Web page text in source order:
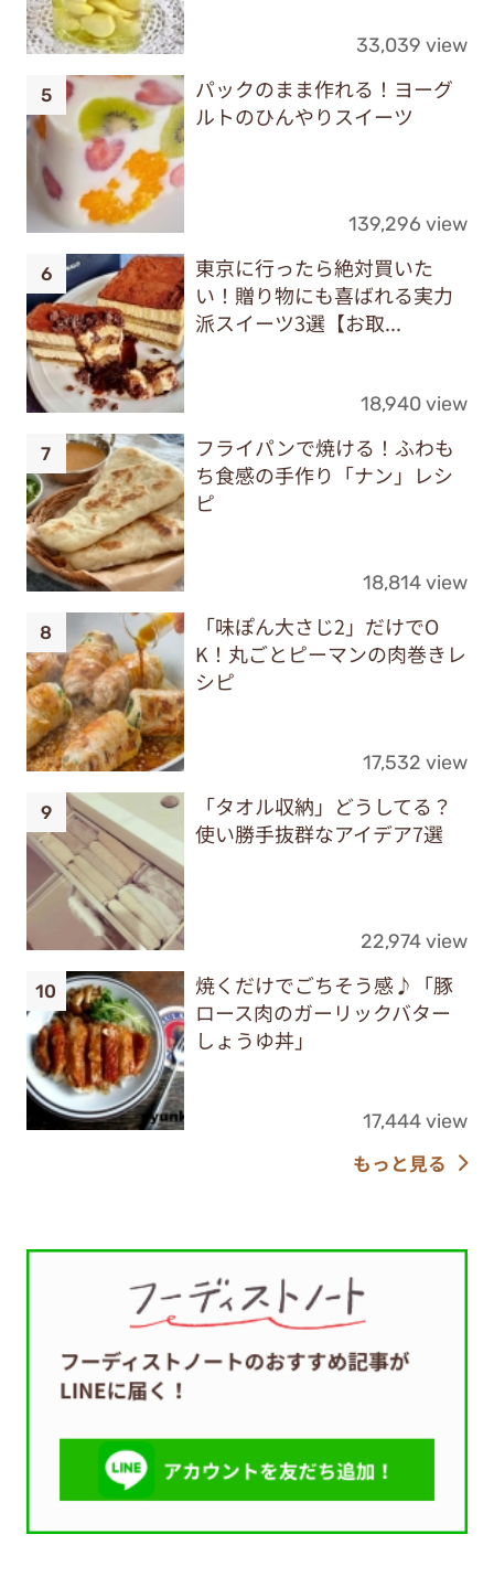
33,039 view
パックのまま作れる！ヨーグ
ルトのひんやりスイーツ
139,296 view
東京に行ったら絶対買いた
い！贈り物にも喜ばれる実力
派スイーツ3選【お取...
18,940 view
フライパンで焼ける！ふわも
ち食感の手作り「ナン」レシ
ピ
18,814 view
「味ぽん大さじ2」だけでO
K！丸ごとピーマンの肉巻きレ
シピ
17,532 view
「タオル収納」どうしてる？
使い勝手抜群なアイデア7選
22,974 view
焼くだけでごちそう感♪「豚
ロース肉のガーリックバター
しょうゆ丼」
17,444 view
もっと見る